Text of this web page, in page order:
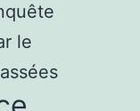
le